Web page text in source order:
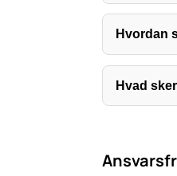
Hvordan
Hvad